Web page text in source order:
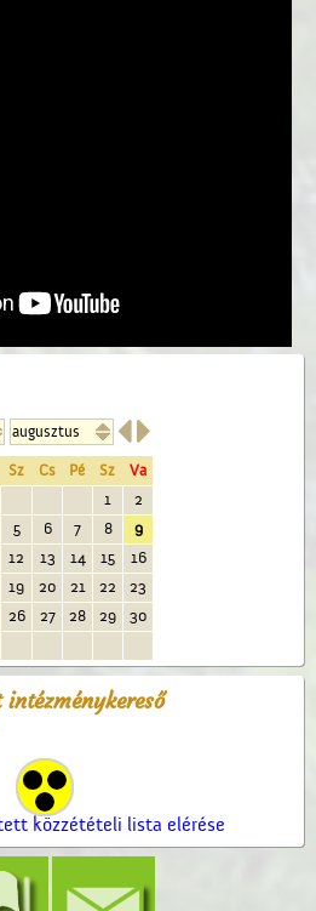

Sz Cs Pé Sz
Va
1
2
5 6 7 8
9
12 13 14 15
16
19 20 21 22
23
26 27 28 29
30
közzétételi lista elérése